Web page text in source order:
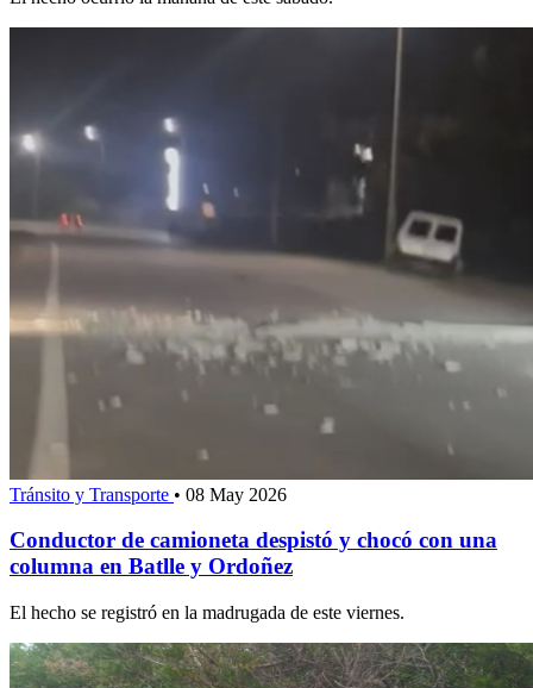
Tránsito y Transporte • 08 May 2026
Conductor de camioneta despistó y chocó con una
columna en Batlle y Ordoñez
El hecho se registró en la madrugada de este viernes.